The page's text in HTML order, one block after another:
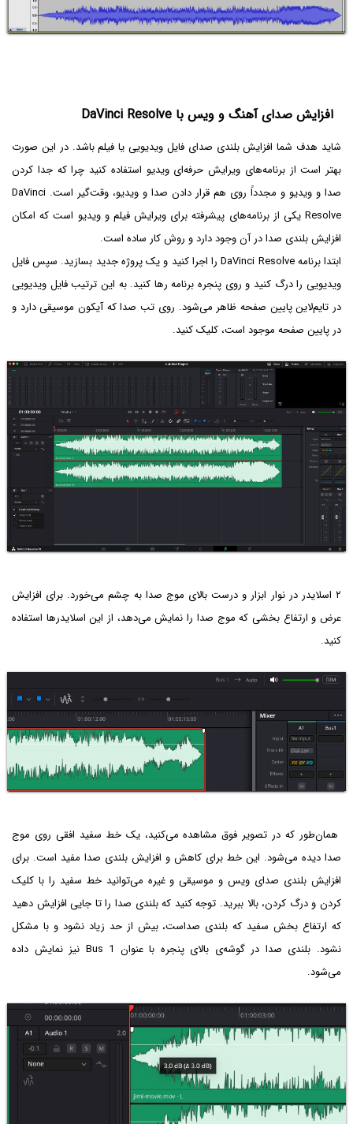
افزایش صدای آهنگ و ویس با DaVinci Resolve
شاید هدف شما افزایش بلندی صدای فایل ویدیویی یا فیلم باشد. در این صورت
بهتر است از برنامه‌های ویرایش حرفه‌ای ویدیو استفاده کنید چرا که جدا کردن
صدا و ویدیو و مجدداً روی هم قرار دادن صدا و ویدیو، وقت‌گیر است. DaVinci
Resolve یکی از برنامه‌های پیشرفته برای ویرایش فیلم و ویدیو است که امکان
افزایش بلندی صدا در آن وجود دارد و روش کار ساده است.
ابتدا برنامه DaVinci Resolve را اجرا کنید و یک پروژه جدید بسازید. سپس فایل
ویدیویی را درگ کنید و روی پنجره برنامه رها کنید. به این ترتیب فایل ویدیویی
در تایم‌لاین پایین صفحه ظاهر می‌شود. روی تب صدا که آیکون موسیقی دارد و
در پایین صفحه موجود است، کلیک کنید.
۲ اسلایدر در نوار ابزار و درست بالای موج صدا به چشم می‌خورد. برای افزایش
عرض و ارتفاع بخشی که موج صدا را نمایش می‌دهد، از این اسلایدرها استفاده
کنید.
همان‌طور که در تصویر فوق مشاهده می‌کنید، یک خط سفید افقی روی موج
صدا دیده می‌شود. این خط برای کاهش و افزایش بلندی صدا مفید است. برای
افزایش بلندی صدای ویس و موسیقی و غیره می‌توانید خط سفید را با کلیک
کردن و درگ کردن، بالا ببرید. توجه کنید که بلندی صدا را تا جایی افزایش دهید
که ارتفاع بخش سفید که بلندی صداست، بیش از حد زیاد نشود و با مشکل
نشود. بلندی صدا در گوشه‌ی بالای پنجره با عنوان Bus 1 نیز نمایش داده
می‌شود.